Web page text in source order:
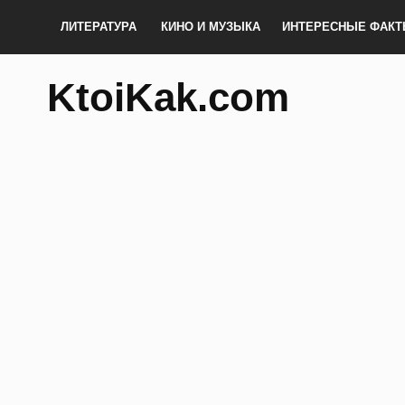
ЛИТЕРАТУРА КИНО И МУЗЫКА ИНТЕРЕСНЫЕ
KtoiKak.com